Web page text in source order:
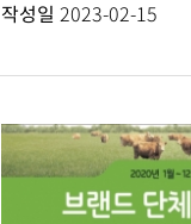
작성일 2023-02-15